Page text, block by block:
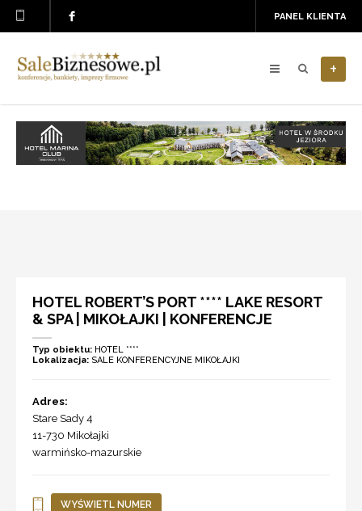
PANEL KLIENTA
+
HOTEL ROBERT’S PORT **** LAKE RESORT
& SPA | MIKOŁAJKI | KONFERENCJE
Typ obiektu: HOTEL ****
Lokalizacja: SALE KONFERENCYJNE MIKOŁAJKI
Adres:
Stare Sady 4
11-730 Mikołajki
warmińsko-mazurskie
WYŚWIETL NUMER